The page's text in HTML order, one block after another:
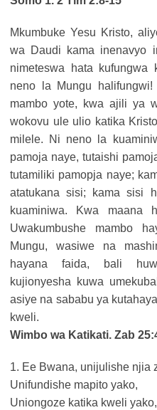
Mkumbuke Yesu Kristo,
wa Daudi kama inenavyo
nimeteswa hata kufungwa
neno la Mungu
mambo yote, kwa ajili ya
wokovu ule ulio katika
milele. Ni neno la
pamoja naye, tutaishi
tutamiliki pamopja naye;
atatukana sisi; kama sisi
kuaminiwa. Kwa maana
Uwakumbushe mambo
Mungu, wasiwe na
hayana faida, bali
kujionyesha kuwa
asiye na sababu ya
kweli.
Wimbo wa Katikati. Zab
1. Ee Bwana, unijulishe njia
Unifundishe mapito yako,
Uniongoze katika kweli yako,